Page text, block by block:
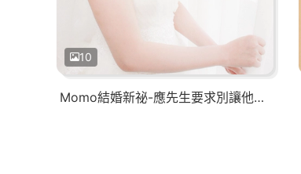
10
Momo結婚新祕-應先生要求別讓他露臉